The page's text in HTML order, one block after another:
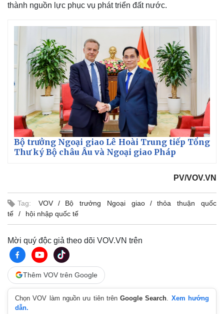
thành nguồn lực phục vụ phát triển đất nước.
Bộ trưởng Ngoại giao Lê Hoài Trung tiếp Tổng
Thư ký Bộ châu Âu và Ngoại giao Pháp
PV/VOV.VN
Tag: VOV Bộ trưởng Ngoại giao
thỏa thuận quốc
tế
hội nhập quốc tế
Mời quý độc giả theo dõi VOV.VN trên
Thêm VOV trên Google
Chọn VOV làm nguồn ưu tiên trênGoogle Search
Xem hướng
dẫn.